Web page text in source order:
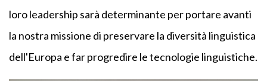
loro leadership sarà determinante per portare avanti
la nostra missione di preservare la diversità linguistica
dell'Europa e far progredire le tecnologie linguistiche.